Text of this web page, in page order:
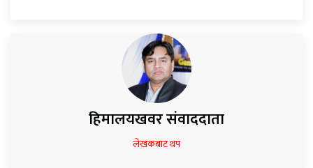
हिमालयखवर संवाददाता
लेखकबाट थप